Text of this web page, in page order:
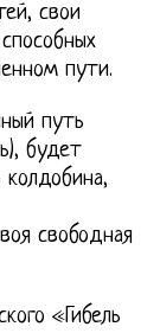
свои
пути.
путь
будет
колдобина,
свободная
«Гибель